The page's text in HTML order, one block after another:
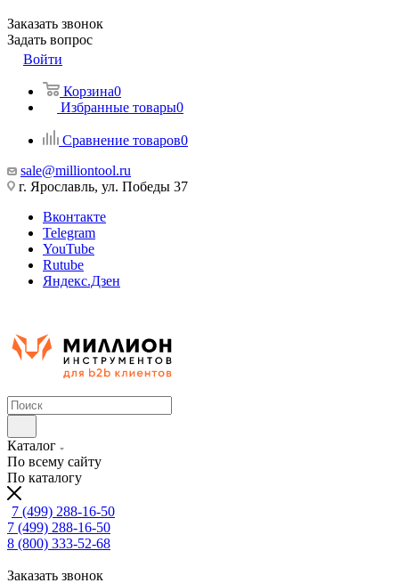
Заказать звонок
Задать вопрос
Войти
Корзина0
Избранные товары0
Сравнение товаров0
sale@milliontool.ru
г. Ярославль, ул. Победы 37
Вконтакте
Telegram
YouTube
Rutube
Яндекс.Дзен
Каталог
По всему сайту
По каталогу
7 (499) 288-16-50
7 (499) 288-16-50
8 (800) 333-52-68
Заказать звонок